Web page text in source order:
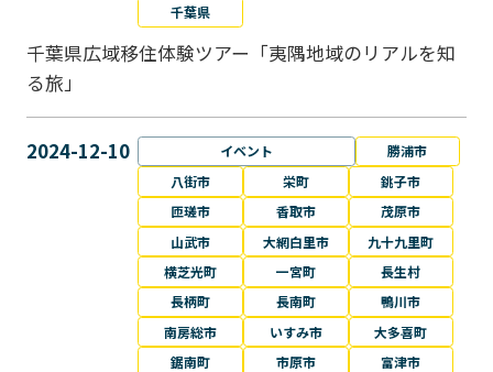
千葉県
千葉県広域移住体験ツアー「夷隅地域のリアルを知
る旅」
2024-12-10 イベント
勝浦市
八街市
栄町
銚子市
匝瑳市
香取市
茂原市
山武市
大網白里市
九十九里町
横芝光町
一宮町
長生村
長柄町
長南町
鴨川市
南房総市
いすみ市
大多喜町
鋸南町
市原市
富津市